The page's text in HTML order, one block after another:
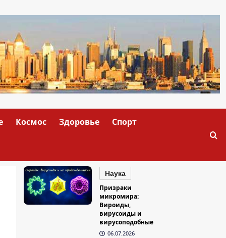
Космос Здоровье Спорт
Наука
Призраки
микромира:
Вироиды,
вирусоиды и
вирусоподобные
06.07.2026